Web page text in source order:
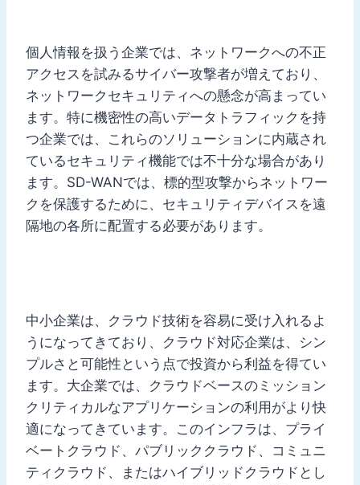
個人情報を扱う企業では、ネットワークへの不正
アクセスを試みるサイバー攻撃者が増えており、
ネットワークセキュリティへの懸念が高まってい
ます。特に機密性の高いデータトラフィックを持
つ企業では、これらのソリューションに内蔵され
ているセキュリティ機能では不十分な場合があり
ます。SD-WANでは、標的型攻撃からネットワー
クを保護するために、セキュリティデバイスを遠
隔地の各所に配置する必要があります。
中小企業は、クラウド技術を容易に受け入れるよ
うになってきており、クラウド対応企業は、シン
プルさと可能性という点で投資から利益を得てい
ます。大企業では、クラウドベースのミッション
クリティカルなアプリケーションの利用がより快
適になってきています。このインフラは、プライ
ベートクラウド、パブリッククラウド、コミュニ
ティクラウド、またはハイブリッドクラウドとし